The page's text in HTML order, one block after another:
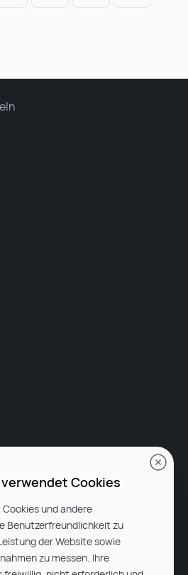
Cookies
und andere
Benutzerfreundlichkeit zu
der Website sowie
zu messen. Ihre